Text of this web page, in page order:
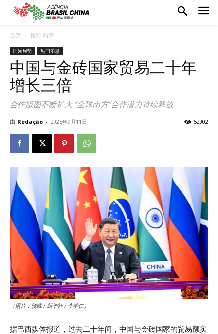
首页 国际局势
国际局势 热门消息
中国与金砖国家贸易二十年
增长三倍
合作版图不断扩大 “全球南方”合作潜力持续释放
由 Redação - 2025年9月11日 52002
（照片：转载 / 新华社 / 李学仁）
据巴西媒体报道，过去二十年间，中国与金砖国家的贸易额实